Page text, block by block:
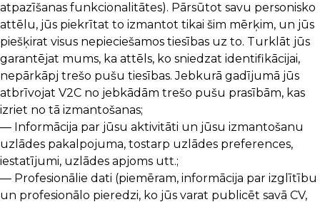
atpazīšanas funkcionalitātes). Pārsūtot savu personisko
attēlu, jūs piekrītat to izmantot tikai šim mērķim, un jūs
piešķirat visus nepieciešamos tiesības uz to. Turklāt jūs
garantējat mums, ka attēls, ko sniedzat identifikācijai,
nepārkāpj trešo pušu tiesības. Jebkurā gadījumā jūs
atbrīvojat V2C no jebkādām trešo pušu prasībām, kas
izriet no tā izmantošanas;
— Informācija par jūsu aktivitāti un jūsu izmantošanu
uzlādes pakalpojuma, tostarp uzlādes preferences,
iestatījumi, uzlādes apjoms utt.;
— Profesionālie dati (piemēram, informācija par izglītību
un profesionālo pieredzi, ko jūs varat publicēt savā CV,